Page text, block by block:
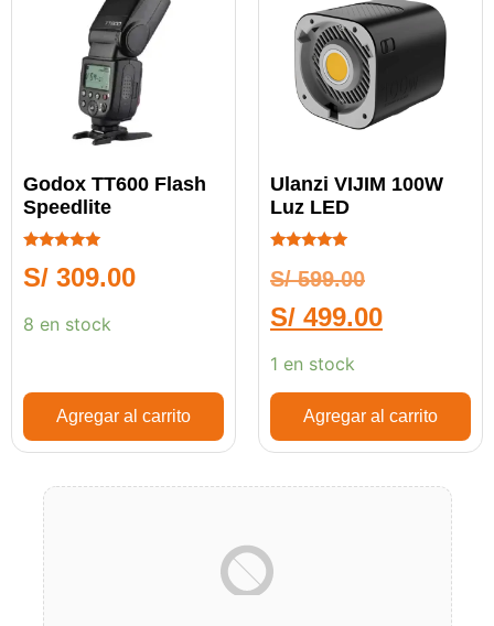
Godox TT600 Flash
Speedlite
5.00
de 5
S/ 309.00
8 en stock
Agregar al carrito
Ulanzi VIJIM 100W
Luz LED
5.00
de 5
S/599.00
S/ 499.00
1 en stock
Agregar al carrito